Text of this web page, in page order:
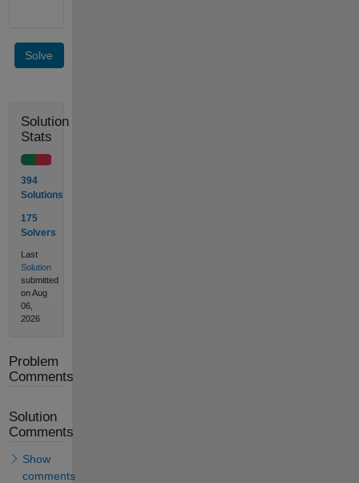
Solve
Solution
Stats
394
Solutions
175
Solvers
Last
Solution
submitted
on Aug
06,
2026
Problem
Comments
Solution
Comments
Show
comments